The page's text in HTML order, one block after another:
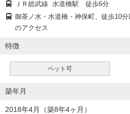
ＪＲ総武線 水道橋駅
徒歩6分
御茶ノ水・水道橋・神保町、徒歩10
のアクセス
特徴
ペット可
築年月
2018年4月（築8年4ヶ月）